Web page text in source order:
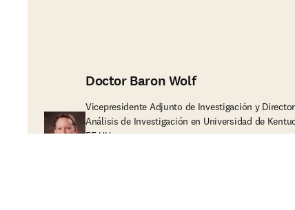
Doctor Baron Wolf
Vicepresidente Adjunto de Investigación y
Análisis de Investigación en Universidad de
EE.UU.